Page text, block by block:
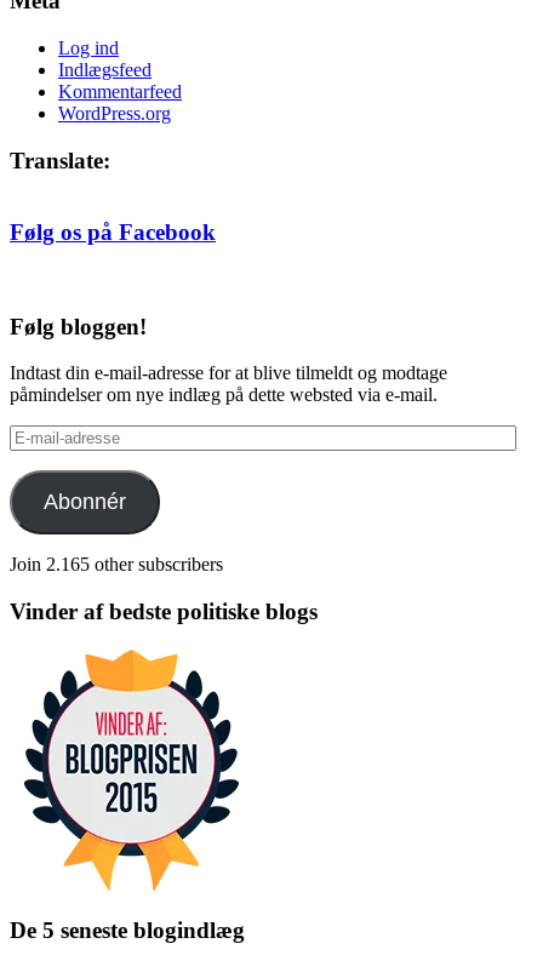
Log ind
Indlægsfeed
Kommentarfeed
WordPress.org
Translate:
Følg os på Facebook
Følg bloggen!
Indtast din e-mail-adresse for at blive tilmeldt og modtage
påmindelser om nye indlæg på dette websted via e-mail.
E-
mail-
adresse
Abonnér
Join 2.165 other subscribers
Vinder af bedste politiske blogs
De 5 seneste blogindlæg